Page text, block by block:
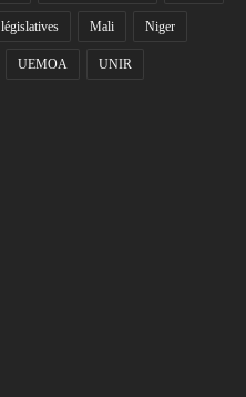
législatives Mali Niger
UEMOA UNIR